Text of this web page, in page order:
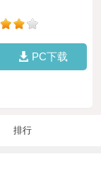
PC下载
排行